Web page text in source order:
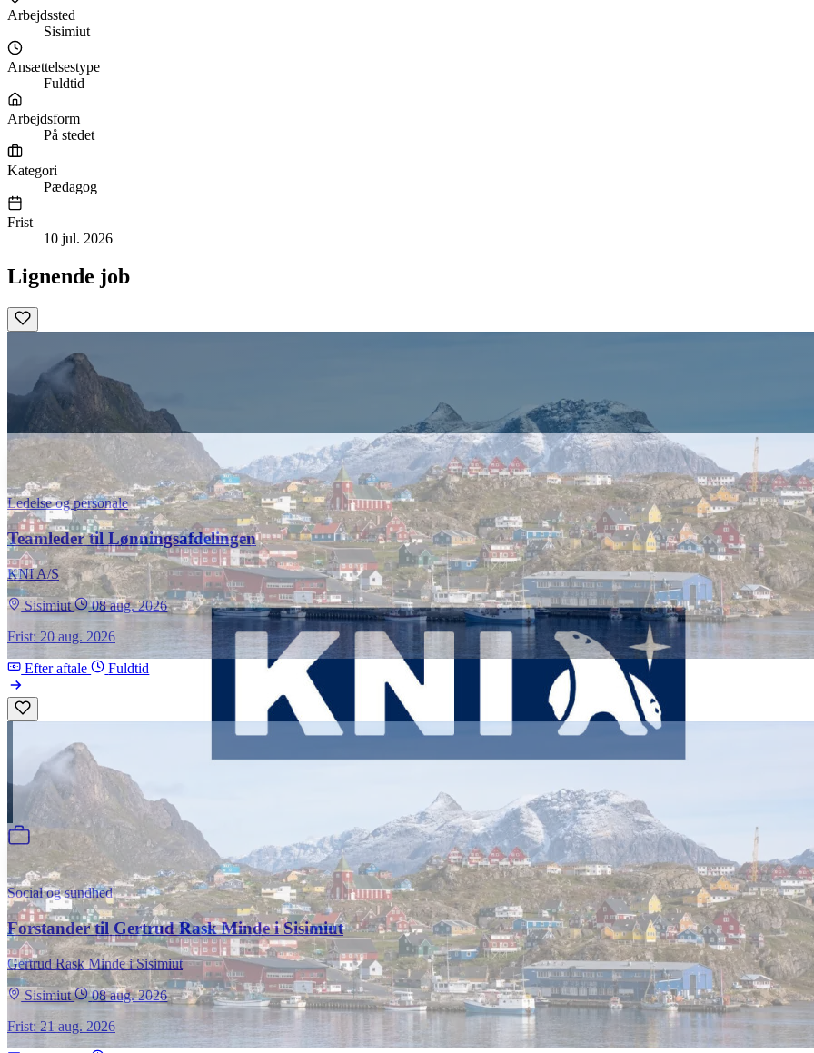
Arbejdssted
Sisimiut
Ansættelsestype
Fuldtid
Arbejdsform
På stedet
Kategori
Pædagog
Frist
10 jul. 2026
Lignende job
Ledelse og personale
Teamleder til Lønningsafdelingen
KNI A/S
Sisimiut
08 aug. 2026
Frist: 20 aug. 2026
Efter aftale Fuldtid
Social og sundhed
Forstander til Gertrud Rask Minde i Sisimiut
Gertrud Rask Minde i Sisimiut
Sisimiut
08 aug. 2026
Frist: 21 aug. 2026